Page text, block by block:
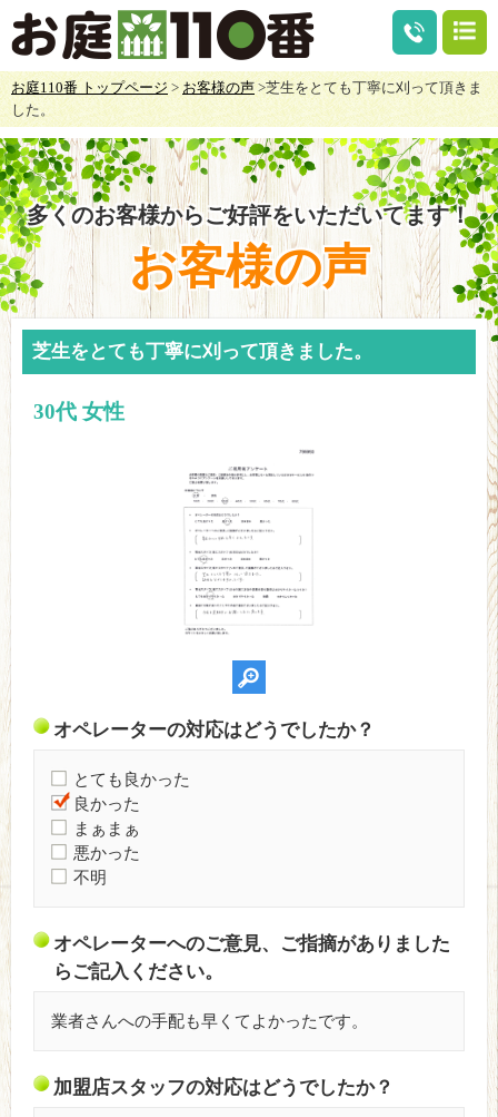
お庭110番 トップページ >お客様の声>芝生をとても丁寧に刈って頂きま
した。
多くのお客様からご好評をいただいてます！
お客様の声
芝生をとても丁寧に刈って頂きました。
30代 女性
オペレーターの対応はどうでしたか？
とても良かった
良かった
まぁまぁ
悪かった
不明
オペレーターへのご意見、ご指摘がありました
らご記入ください。
業者さんへの手配も早くてよかったです。
加盟店スタッフの対応はどうでしたか？